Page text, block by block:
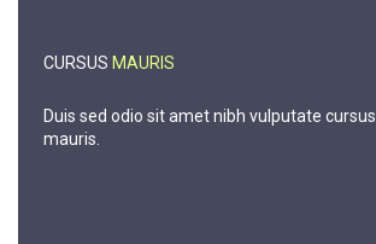
CURSUS MAURIS
Duis sed odio sit amet nibh vulputate
mauris.